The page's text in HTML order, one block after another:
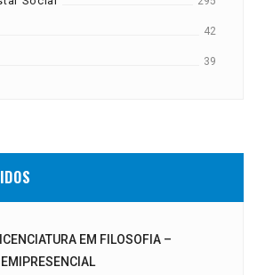
42
39
EM FILOSOFIA –